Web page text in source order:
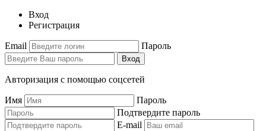
Вход
Регистрация
Email Пароль
Вход
Авторизация с помощью соцсетей
Имя
Пароль
Подтвердите пароль
E-mail